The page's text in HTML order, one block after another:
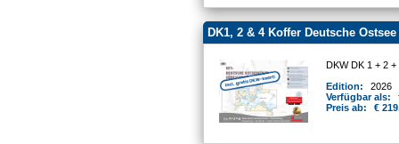
DK1, 2 & 4 Koffer Deutsche
DKW DK 1 + 2
Edition:
2026
Verfügbar als:
Preis ab:
€